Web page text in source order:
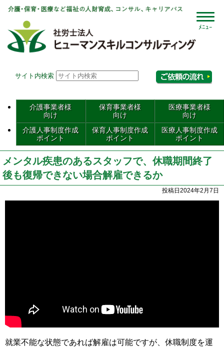
サイト内検索
介護事業者様
向け
保育事業者様
向け
医療事業者様
向け
介護人事制度作成
ポイント
保育人事制度作成
ポイント
医療人事制度作成
ポイント
メンタル疾患のあるスタッフで、休職期間終了
後も復帰できない場合解雇できるか
投稿日2024年2月7日
就業不能な状態であれば解雇は可能ですが、休職制度を運